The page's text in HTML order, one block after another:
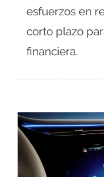
esfuerzos en
corto plazo
financiera.